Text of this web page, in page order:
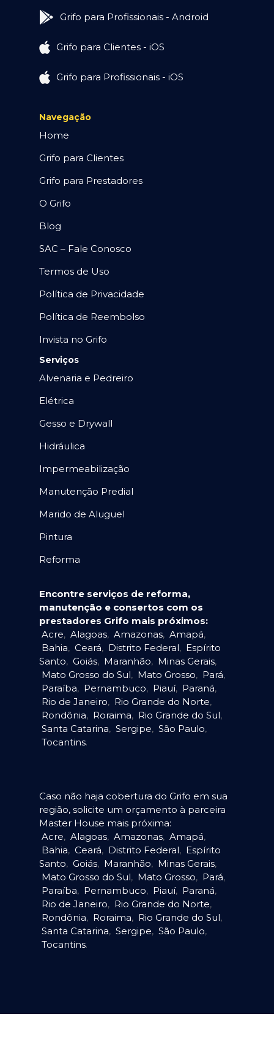
Grifo para Profissionais - Android
Grifo para Clientes - iOS
Grifo para Profissionais - iOS
Navegação
Home
Grifo para Clientes
Grifo para Prestadores
O Grifo
Blog
SAC – Fale Conosco
Termos de Uso
Política de Privacidade
Política de Reembolso
Invista no Grifo
Serviços
Alvenaria e Pedreiro
Elétrica
Gesso e Drywall
Hidráulica
Impermeabilização
Manutenção Predial
Marido de Aluguel
Pintura
Reforma
Encontre serviços de reforma,
manutenção e consertos com os
prestadores Grifo mais próximos:
Acre, Alagoas, Amazonas, Amapá,
Bahia, Ceará, Distrito Federal, Espírito
Santo, Goiás, Maranhão, Minas Gerais,
Mato Grosso do Sul, Mato Grosso, Pará,
Paraíba, Pernambuco, Piauí, Paraná,
Rio de Janeiro, Rio Grande do Norte,
Rondônia, Roraima, Rio Grande do Sul,
Santa Catarina, Sergipe, São Paulo,
Tocantins.
Caso não haja cobertura do Grifo em sua
região, solicite um orçamento à parceira
Master House mais próxima:
Acre, Alagoas, Amazonas, Amapá,
Bahia, Ceará, Distrito Federal, Espírito
Santo, Goiás, Maranhão, Minas Gerais,
Mato Grosso do Sul, Mato Grosso, Pará,
Paraíba, Pernambuco, Piauí, Paraná,
Rio de Janeiro, Rio Grande do Norte,
Rondônia, Roraima, Rio Grande do Sul,
Santa Catarina, Sergipe, São Paulo,
Tocantins.